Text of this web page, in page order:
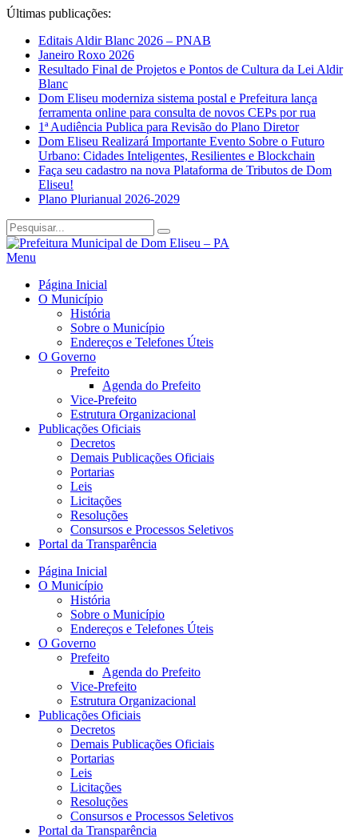
Últimas publicações:
Editais Aldir Blanc 2026 – PNAB
Janeiro Roxo 2026
Resultado Final de Projetos e Pontos de Cultura da Lei Aldir
Blanc
Dom Eliseu moderniza sistema postal e Prefeitura lança
ferramenta online para consulta de novos CEPs por rua
1ª Audiência Publica para Revisão do Plano Diretor
Dom Eliseu Realizará Importante Evento Sobre o Futuro
Urbano: Cidades Inteligentes, Resilientes e Blockchain
Faça seu cadastro na nova Plataforma de Tributos de Dom
Eliseu!
Plano Plurianual 2026-2029
Menu
Página Inicial
O Município
História
Sobre o Município
Endereços e Telefones Úteis
O Governo
Prefeito
Agenda do Prefeito
Vice-Prefeito
Estrutura Organizacional
Publicações Oficiais
Decretos
Demais Publicações Oficiais
Portarias
Leis
Licitações
Resoluções
Consursos e Processos Seletivos
Portal da Transparência
Página Inicial
O Município
História
Sobre o Município
Endereços e Telefones Úteis
O Governo
Prefeito
Agenda do Prefeito
Vice-Prefeito
Estrutura Organizacional
Publicações Oficiais
Decretos
Demais Publicações Oficiais
Portarias
Leis
Licitações
Resoluções
Consursos e Processos Seletivos
Portal da Transparência